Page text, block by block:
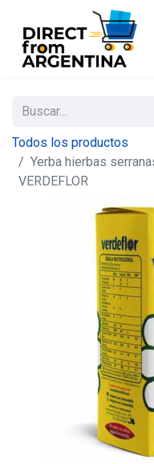
Todos los productos
Yerba hierbas
VERDEFLOR